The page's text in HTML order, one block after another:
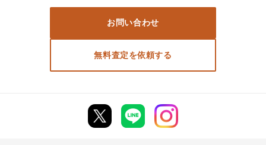
お問い合わせ
無料査定を依頼する